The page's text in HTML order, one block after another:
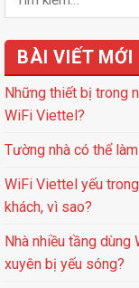
BÀI VIẾT MỚI
Những thiết bị trong
WiFi Viettel?
Tường nhà có thể
WiFi Viettel yếu
khách, vì sao?
Nhà nhiều tầng
xuyên bị yếu sóng?